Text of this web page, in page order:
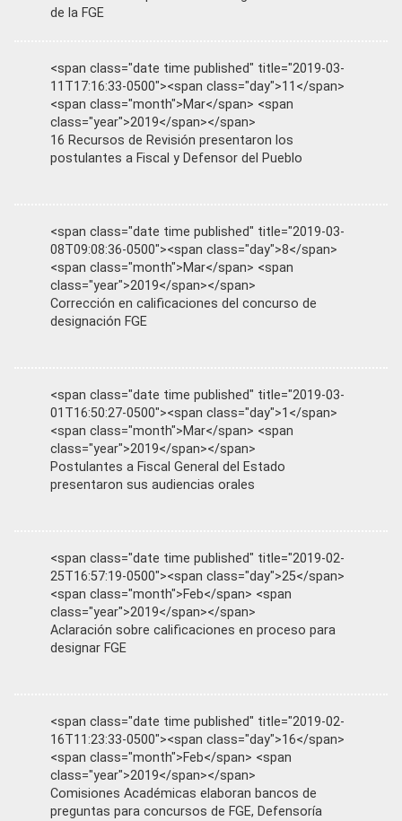
de la FGE
<span class="date time published" title="2019-03-
11T17:16:33-0500"><span class="day">11</span>
<span class="month">Mar</span> <span
class="year">2019</span></span>
16 Recursos de Revisión presentaron los
postulantes a Fiscal y Defensor del Pueblo
<span class="date time published" title="2019-03-
08T09:08:36-0500"><span class="day">8</span>
<span class="month">Mar</span> <span
class="year">2019</span></span>
Corrección en calificaciones del concurso de
designación FGE
<span class="date time published" title="2019-03-
01T16:50:27-0500"><span class="day">1</span>
<span class="month">Mar</span> <span
class="year">2019</span></span>
Postulantes a Fiscal General del Estado
presentaron sus audiencias orales
<span class="date time published" title="2019-02-
25T16:57:19-0500"><span class="day">25</span>
<span class="month">Feb</span> <span
class="year">2019</span></span>
Aclaración sobre calificaciones en proceso para
designar FGE
<span class="date time published" title="2019-02-
16T11:23:33-0500"><span class="day">16</span>
<span class="month">Feb</span> <span
class="year">2019</span></span>
Comisiones Académicas elaboran bancos de
preguntas para concursos de FGE, Defensoría